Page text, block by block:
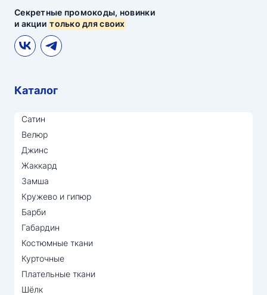
Секретные промокоды, новинки
и акциитолько для своих
Каталог
Сатин
Велюр
Джинс
Жаккард
Замша
Кружево и гипюр
Барби
Габардин
Костюмные ткани
Курточные
Плательные ткани
Шёлк